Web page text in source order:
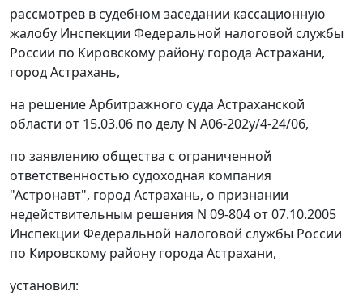
рассмотрев в судебном заседании кассационную
жалобу Инспекции Федеральной налоговой службы
России по Кировскому району города Астрахани,
город Астрахань,
на решение Арбитражного суда Астраханской
области от 15.03.06 по делу N А06-202у/4-24/06,
по заявлению общества с ограниченной
ответственностью судоходная компания
"Астронавт", город Астрахань, о признании
недействительным решения N 09-804 от 07.10.2005
Инспекции Федеральной налоговой службы России
по Кировскому району города Астрахани,
установил: